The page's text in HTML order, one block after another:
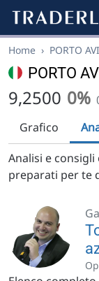
Home › PORTO
PORTO
9,2500 0%
Grafico
Analisi e consigli
preparati per te